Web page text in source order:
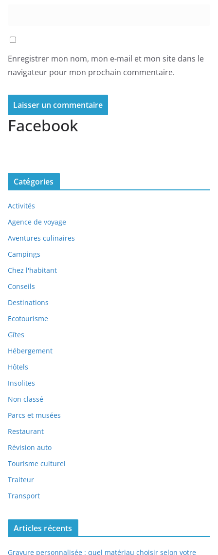
Enregistrer mon nom, mon e-mail et mon site dans le
navigateur pour mon prochain commentaire.
Facebook
Catégories
Activités
Agence de voyage
Aventures culinaires
Campings
Chez l'habitant
Conseils
Destinations
Ecotourisme
Gîtes
Hébergement
Hôtels
Insolites
Non classé
Parcs et musées
Restaurant
Révision auto
Tourisme culturel
Traiteur
Transport
Articles récents
Gravure personnalisée : quel matériau choisir selon votre